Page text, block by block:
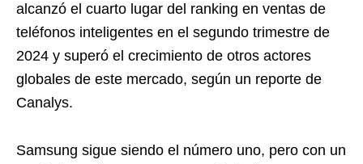
alcanzó el cuarto lugar del ranking en ventas de
teléfonos inteligentes en el segundo trimestre de
2024 y superó el crecimiento de otros actores
globales de este mercado, según un reporte de
Canalys.
Samsung sigue siendo el número uno, pero con un